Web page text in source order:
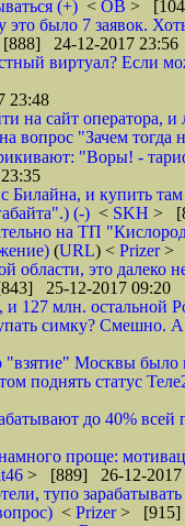
(+) < ОВ >
это было 7 заявок.
24-12-2017 23:56
виртуал? Если
23:48
на сайт оператора,
вопрос "Зачем тогда
"Воры! -
Билайна, и купить
(-) < SKH >
на ТП
(URL) < Prizer>
области, это далеко
25-12-2017 09:20
млн. остальной
симку? Смешно. А
"взятие" Москвы
поднять статус
до 40% всей
проще:
> [889] 26-12-2017
тупо
< Prizer> [915]